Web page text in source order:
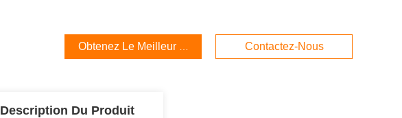
Obtenez Le Meilleur Prix Contactez-Nous
Description Du Produit